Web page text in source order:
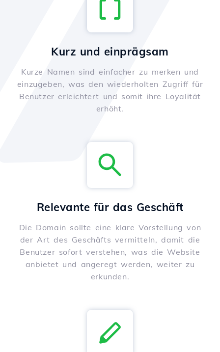
Kurz und einprägsam
Kurze Namen sind einfacher zu merken und
einzugeben, was den wiederholten Zugriff für
Benutzer erleichtert und somit ihre Loyalität
erhöht.
Relevante für das Geschäft
Die Domain sollte eine klare Vorstellung von
der Art des Geschäfts vermitteln, damit die
Benutzer sofort verstehen, was die Website
anbietet und angeregt werden, weiter zu
erkunden.